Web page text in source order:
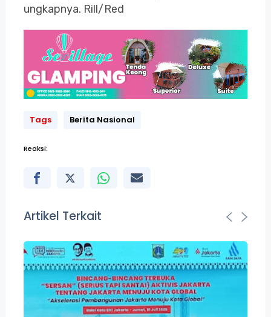
ungkapnya. Rill/Red
Tags Berita Nasional
Reaksi:
Artikel Terkait